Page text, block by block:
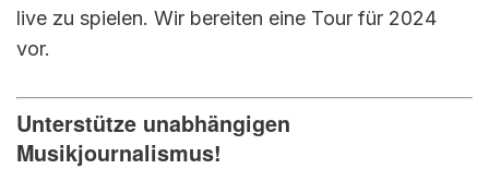
live zu spielen. Wir bereiten eine Tour für 2024
vor.
Unterstütze unabhängigen
Musikjournalismus!